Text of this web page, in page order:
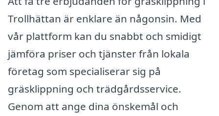
Trollhättan är enklare än någonsin. Med
vår plattform kan du snabbt och smidigt
jämföra priser och tjänster från lokala
företag som specialiserar sig på
gräsklippning och trädgårdsservice.
Genom att ange dina önskemål och